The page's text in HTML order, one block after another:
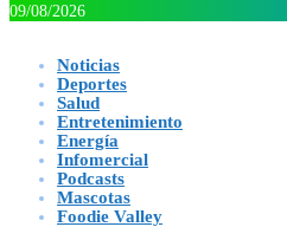
09/08/2026
Noticias
Deportes
Salud
Entretenimiento
Energía
Infomercial
Podcasts
Mascotas
Foodie Valley